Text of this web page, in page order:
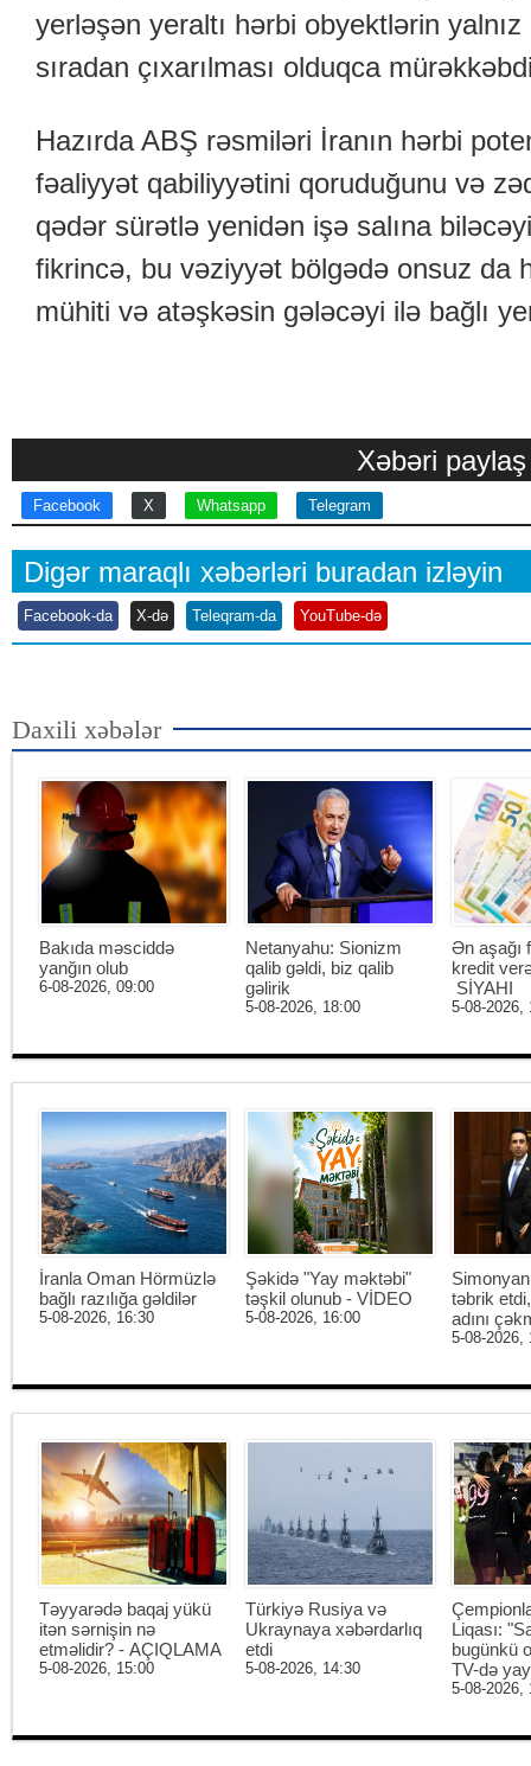
yerləşən yeraltı hərbi obyektlərin
sıradan çıxarılması olduqca
Hazırda ABŞ rəsmiləri İranın hərbi
fəaliyyət qabiliyyətini qoruduğunu və
qədər sürətlə yenidən işə salına
fikrincə, bu vəziyyət bölgədə onsuz da
mühiti və atəşkəsin gələcəyi ilə bağlı
Xəbəri paylaş
Facebook X Whatsapp Telegram
Digər maraqlı xəbərləri buradan izləyin
Facebook-da X-də Teleqram-da YouTube-də
Daxili xəbələr
Bakıda məsciddə
yanğın olub
6-08-2026, 09:00
Netanyahu: Sionizm
qalib gəldi, biz qalib
gəlirik
5-08-2026, 18:00
Ən aşağı
kredit
SİYAHI
5-08-2026,
İranla Oman Hörmüzlə
bağlı razılığa gəldilər
5-08-2026, 16:30
Şəkidə "Yay məktəbi"
təşkil olunub - VİDEO
5-08-2026, 16:00
təbrik
adını
5-08-2026,
Təyyarədə baqaj yükü
itən sərnişin nə
etməlidir? - AÇIQLAMA
5-08-2026, 15:00
Türkiyə Rusiya və
Ukraynaya xəbərdarlıq
etdi
5-08-2026, 14:30
Liqası:
bugünkü
TV-də
5-08-2026,